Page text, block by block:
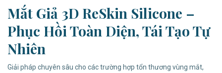
Mắt Giả 3D ReSkin Silicone –
Phục Hồi Toàn Diện, Tái Tạo Tự
Nhiên
Giải pháp chuyên sâu cho các trường hợp tổn thương vùng mắt,